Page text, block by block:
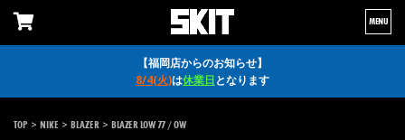
【福岡店からのお知らせ】
8/4(火)は休業日となります
MENU
TOP > NIKE > BLAZER > BLAZER LOW 77 / OW